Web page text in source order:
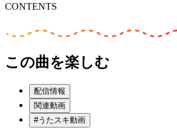
CONTENTS
この曲を楽しむ
配信情報
関連動画
#うたスキ動画